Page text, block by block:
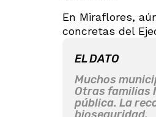
En Miraflores,
concretas del
EL DATO
Muchos
Otras familias
pública. La